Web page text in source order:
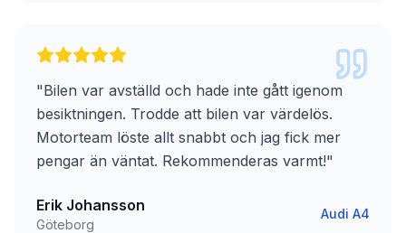
"Bilen var avställd och hade inte gått igenom
besiktningen. Trodde att bilen var värdelös.
Motorteam löste allt snabbt och jag fick mer
pengar än väntat. Rekommenderas varmt!"
Erik Johansson
Göteborg
Audi A4